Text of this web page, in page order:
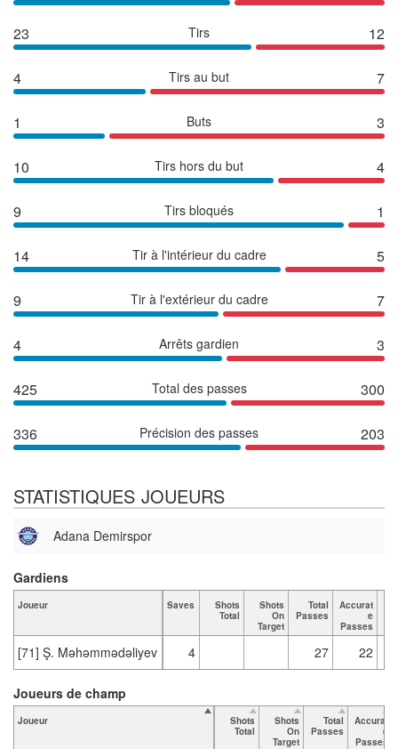
23 Tirs 12
4 Tirs au but 7
1 Buts 3
10 Tirs hors du but 4
9 Tirs bloqués 1
14 Tir à l'intérieur du cadre 5
9 Tir à l'extérieur du cadre 7
4 Arrêts gardien 3
425 Total des passes 300
336 Précision des passes 203
STATISTIQUES JOUEURS
Adana Demirspor
Joueur Saves
Shots
Total
Shots
On
Target
Total
Passes
Accurat
e
Passes
[71] Ş. Məhəmmədəliyev 4 27 22
Gardiens
Joueur
Shots
Total
Shots
On
Target
Total
Passes
Accurat
e
Passes
Joueurs de champ